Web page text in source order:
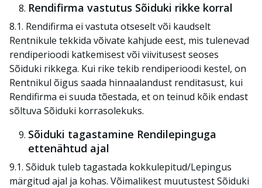
Rendifirma vastutus Sõiduki rikke korral
8.1. Rendifirma ei vastuta otseselt või kaudselt
Rentnikule tekkida võivate kahjude eest, mis tulenevad
rendiperioodi katkemisest või viivitusest seoses
Sõiduki rikkega. Kui rike tekib rendiperioodi kestel, on
Rentnikul õigus saada hinnaalandust renditasust, kui
Rendifirma ei suuda tõestada, et on teinud kõik endast
sõltuva Sõiduki korrasolekuks.
Sõiduki tagastamine Rendilepinguga
ettenähtud ajal
9.1. Sõiduk tuleb tagastada kokkulepitud/Lepingus
märgitud ajal ja kohas. Võimalikest muutustest Sõiduki